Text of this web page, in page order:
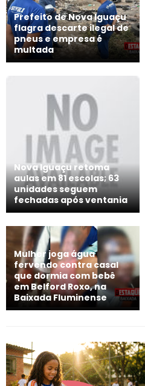
Prefeito de Nova Iguaçu
flagra descarte ilegal de
pneus e empresa é
multada
Nova Iguaçu retoma
aulas em 81 escolas; 63
unidades seguem
fechadas após ventania
Mulher joga água
fervendo contra casal
que dormia com bebê
em Belford Roxo, na
Baixada Fluminense